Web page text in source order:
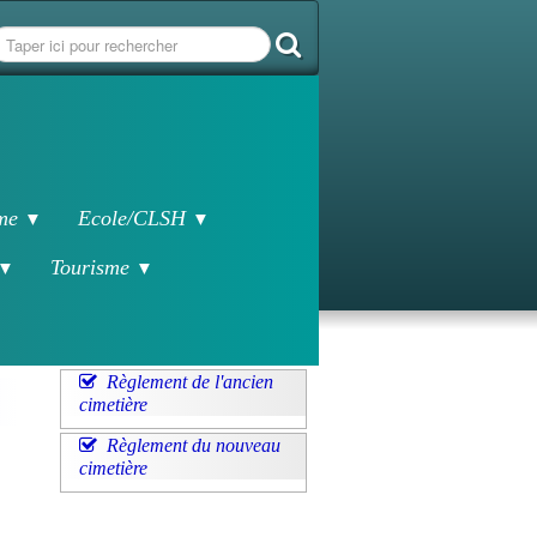
▼ Ecole/CLSH ▼
▼ Tourisme ▼
Règlement de l'ancien
cimetière
Règlement du nouveau
cimetière